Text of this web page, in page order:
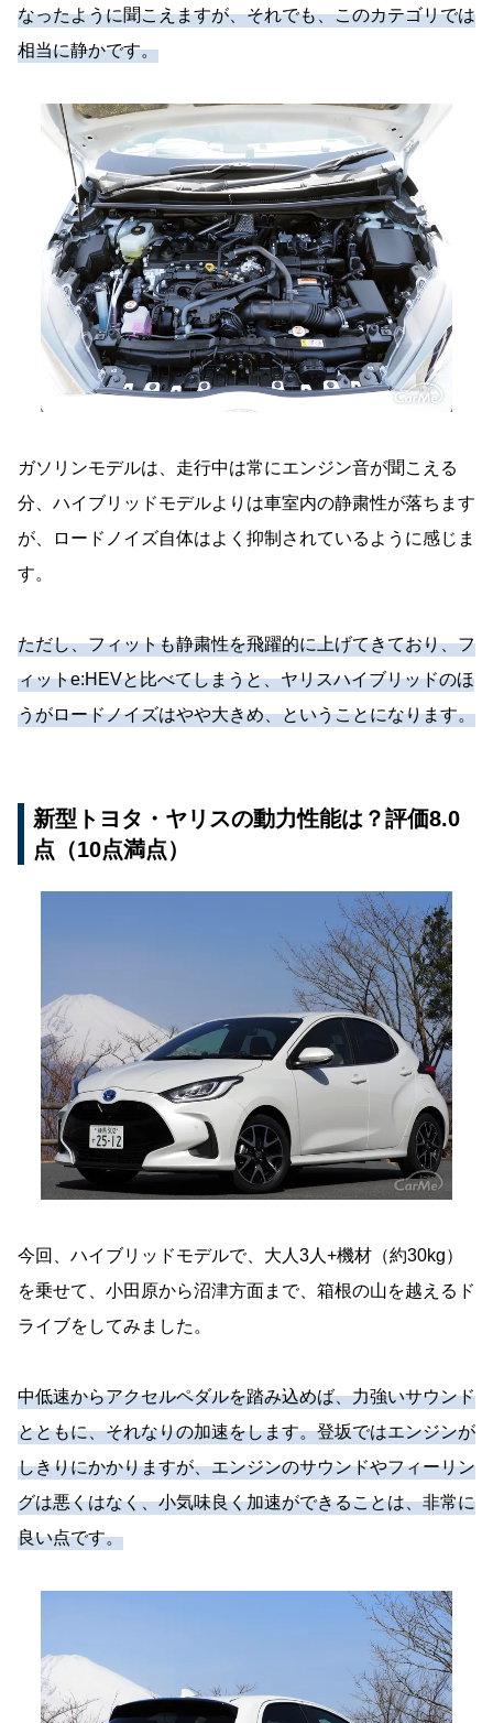
なったように聞こえますが、それでも、このカテゴリでは
相当に静かです。
ガソリンモデルは、走行中は常にエンジン音が聞こえる
分、ハイブリッドモデルよりは車室内の静粛性が落ちます
が、ロードノイズ自体はよく抑制されているように感じま
す。
ただし、フィットも静粛性を飛躍的に上げてきており、フ
ィットe:HEVと比べてしまうと、ヤリスハイブリッドのほ
うがロードノイズはやや大きめ、ということになります。
新型トヨタ・ヤリスの動力性能は？評価8.0
点（10点満点）
今回、ハイブリッドモデルで、大人3人+機材（約30kg）
を乗せて、小田原から沼津方面まで、箱根の山を越えるド
ライブをしてみました。
中低速からアクセルペダルを踏み込めば、力強いサウンド
とともに、それなりの加速をします。登坂ではエンジンが
しきりにかかりますが、エンジンのサウンドやフィーリン
グは悪くはなく、小気味良く加速ができることは、非常に
良い点です。